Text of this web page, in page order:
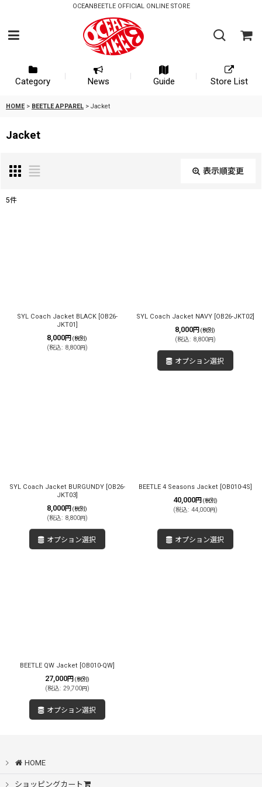
OCEANBEETLE OFFICIAL ONLINE STORE
Category News Guide Store List
HOME > BEETLE APPAREL > Jacket
Jacket
表示順変更
5件
SYL Coach Jacket BLACK [OB26-
JKT01]
8,000円 (税別)
(税込: 8,800円)
SYL Coach Jacket NAVY [OB26-JKT02]
8,000円 (税別)
(税込: 8,800円)
オプション選択
SYL Coach Jacket BURGUNDY [OB26-
JKT03]
8,000円 (税別)
(税込: 8,800円)
オプション選択
BEETLE 4 Seasons Jacket [OB010-4S]
40,000円 (税別)
(税込: 44,000円)
オプション選択
BEETLE QW Jacket [OB010-QW]
27,000円 (税別)
(税込: 29,700円)
オプション選択
HOME
ショッピングカート